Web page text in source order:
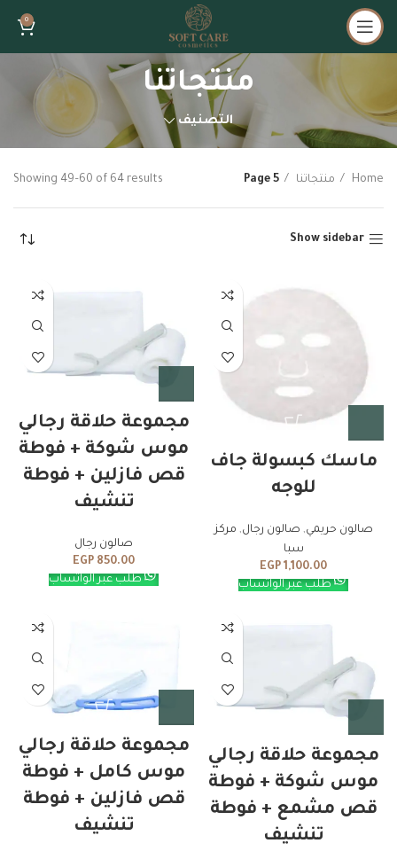
0
منتجاتنا
التصنيف
Home منتجاتنا Page 5
Showing 49–60 of 64 results
Show sidebar
ماسك كبسولة جاف
للوجه
صالون حريمي, صالون رجال, مركز
سبا
EGP 1,100.00
طلب عبر الواتساب
مجموعة حلاقة رجالي
موس شوكة + فوطة
قص فازلين + فوطة
تنشيف
صالون رجال
EGP 850.00
طلب عبر الواتساب
مجموعة حلاقة رجالي
موس شوكة + فوطة
قص مشمع + فوطة
تنشيف
مجموعة حلاقة رجالي
موس كامل + فوطة
قص فازلين + فوطة
تنشيف